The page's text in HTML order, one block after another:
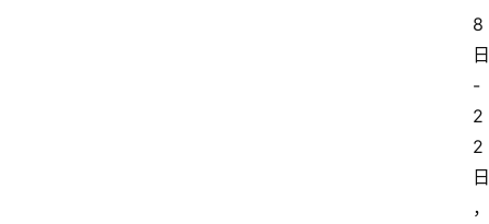
8
日
-
2
2
日
，